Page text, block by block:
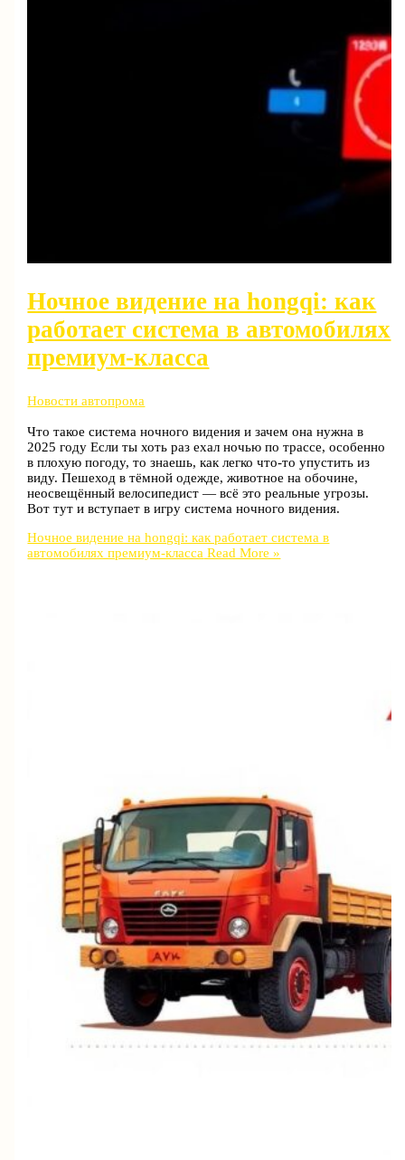
Ночное видение на hongqi: как
работает система в автомобилях
премиум-класса
Новости автопрома
Что такое система ночного видения и зачем она нужна в
2025 году Если ты хоть раз ехал ночью по трассе, особенно
в плохую погоду, то знаешь, как легко что-то упустить из
виду. Пешеход в тёмной одежде, животное на обочине,
неосвещённый велосипедист — всё это реальные угрозы.
Вот тут и вступает в игру система ночного видения.
Ночное видение на hongqi: как работает система в
автомобилях премиум-класса Read More »